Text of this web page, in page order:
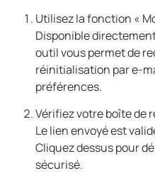
Utilisez la fonction «
Disponible
outil vous permet de
réinitialisation par e-
préférences.
Vérifiez votre boîte de
Le lien envoyé est
Cliquez dessus pour
sécurisé.